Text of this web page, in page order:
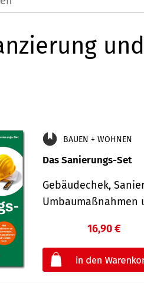
BAUEN + WOHNEN
Das Sanierungs-Set
Gebäudechek,
Umbaumaßnahmen
16,90 €